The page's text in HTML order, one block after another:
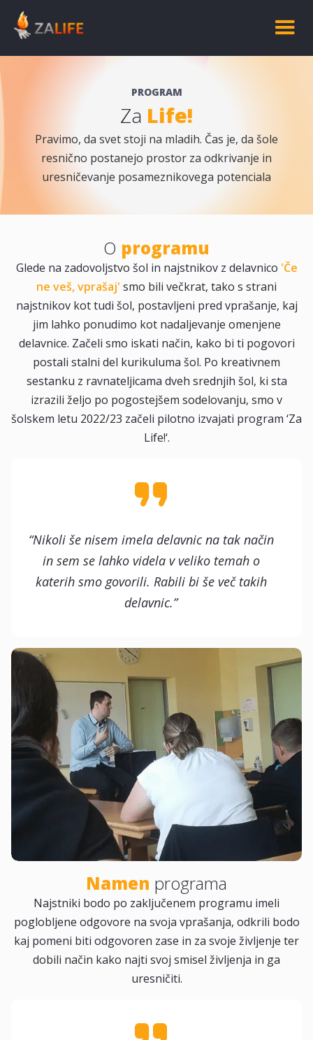
PROGRAM
Za Life!
Pravimo, da svet stoji na mladih. Čas je, da šole
resnično postanejo prostor za odkrivanje in
uresničevanje posameznikovega potenciala
O programu
Glede na zadovoljstvo šol in najstnikov z delavnico 'Če
ne veš, vprašaj' smo bili večkrat, tako s strani
najstnikov kot tudi šol, postavljeni pred vprašanje, kaj
jim lahko ponudimo kot nadaljevanje omenjene
delavnice. Začeli smo iskati način, kako bi ti pogovori
postali stalni del kurikuluma šol. Po kreativnem
sestanku z ravnateljicama dveh srednjih šol, ki sta
izrazili željo po pogostejšem sodelovanju, smo v
šolskem letu 2022/23 začeli pilotno izvajati program ‘Za
Life!‘.
“Nikoli še nisem imela delavnic na tak način
in sem se lahko videla v veliko temah o
katerih smo govorili. Rabili bi še več takih
delavnic.”
Namen programa
Najstniki bodo po zaključenem programu imeli
poglobljene odgovore na svoja vprašanja, odkrili bodo
kaj pomeni biti odgovoren zase in za svoje življenje ter
dobili način kako najti svoj smisel življenja in ga
uresničiti.